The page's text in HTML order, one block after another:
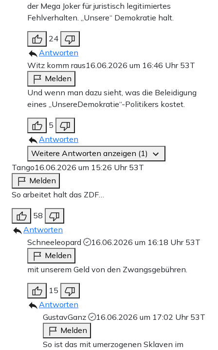
der Mega Joker für juristisch legitimiertes
Fehlverhalten. „Unsere“ Demokratie halt.
24
Antworten
Witz komm raus16.06.2026 um 16:46 Uhr 53T
Melden
Und wenn man dazu sieht, was die Beleidigung
eines „UnsereDemokratie“-Politikers kostet.
5
Antworten
Weitere Antworten anzeigen (1)
Tango16.06.2026 um 15:26 Uhr 53T
Melden
So arbeitet halt das ZDF…
58
Antworten
Schneeleopard
16.06.2026 um 16:18 Uhr 53T
Melden
mit unserem Geld von den Zwangsgebühren.
15
Antworten
GustavGanz
16.06.2026 um 17:02 Uhr 53T
Melden
So ist das mit umerzogenen Sklaven im